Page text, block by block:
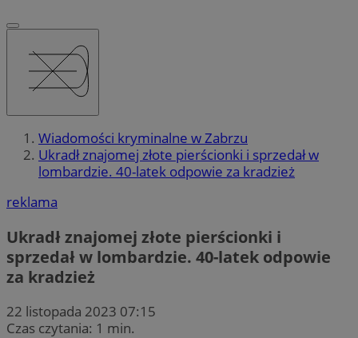
Wiadomości kryminalne w Zabrzu
Ukradł znajomej złote pierścionki i sprzedał w
lombardzie. 40-latek odpowie za kradzież
reklama
Ukradł znajomej złote pierścionki i
sprzedał w lombardzie. 40-latek odpowie
za kradzież
22 listopada 2023 07:15
Czas czytania: 1 min.